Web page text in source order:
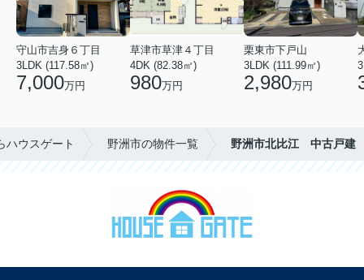
守山市吉身６丁目
3LDK (117.58㎡)
7,000万円
草津市草津４丁目
4DK (82.38㎡)
980万円
栗東市下戸山
3LDK (111.99㎡)
2,980万円
ハウスゲート 野洲市の物件一覧 野洲市北比江 中古戸建